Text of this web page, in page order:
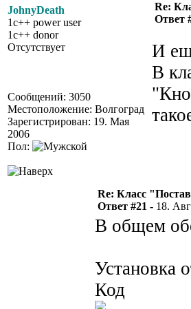
JohnyDeath
1c++ power user
1c++ donor
Отсутствует
Сообщений: 3050
Местоположение: Волгоград
Зарегистрирован: 19. Мая
2006
Пол:
Re:
Ответ
И
В
Re: Класс
Ответ #21 - 18.
В общем
Установка
Код